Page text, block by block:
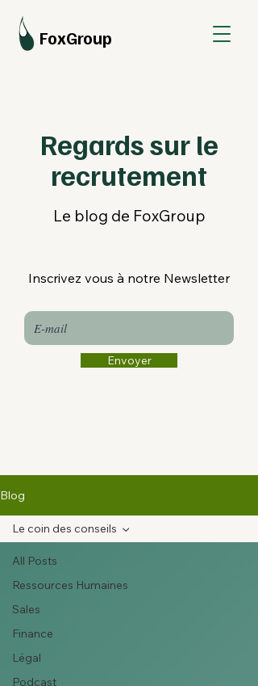
FoxGroup
Regards sur le
recrutement
Le blog de FoxGroup
Inscrivez vous à notre Newsletter
Envoyer
Blog
All Posts
Ressources Humaines
Sales
Finance
Légal
Podcast
Le coin des conseils